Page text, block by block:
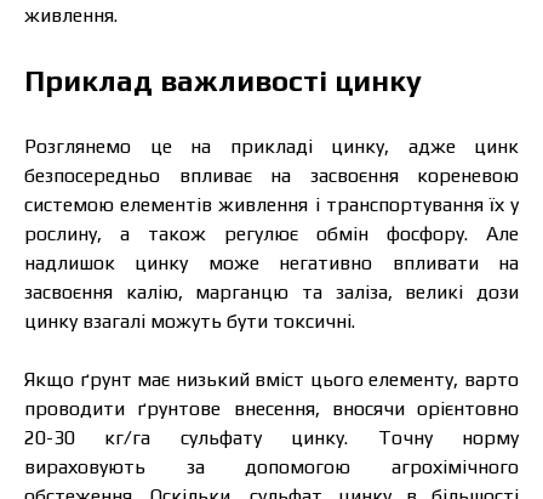
живлення.
Приклад важливості цинку
Розглянемо це на прикладі цинку, адже цинк
безпосередньо впливає на засвоєння кореневою
системою елементів живлення і транспортування їх у
рослину, а також регулює обмін фосфору. Але
надлишок цинку може негативно впливати на
засвоєння калію, марганцю та заліза, великі дози
цинку взагалі можуть бути токсичні.
Якщо ґрунт має низький вміст цього елементу, варто
проводити ґрунтове внесення, вносячи орієнтовно
20-30 кг/га сульфату цинку. Точну норму
вираховують за допомогою агрохімічного